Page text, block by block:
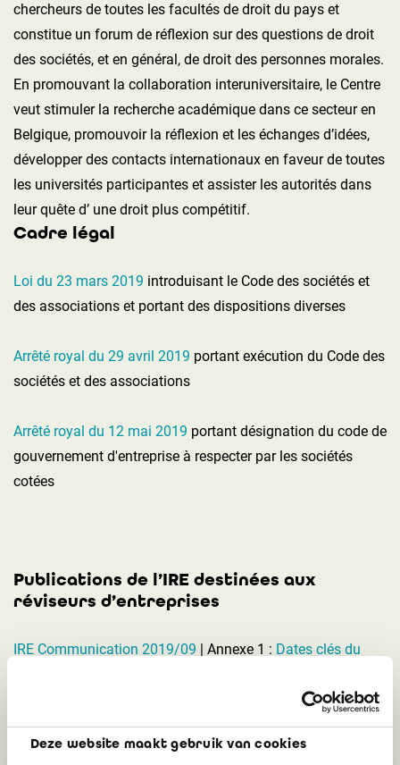
Deze website maakt gebruik van cookies
chercheurs de toutes les facultés de droit du pays et
constitue un forum de réflexion sur des questions de droit
des sociétés, et en général, de droit des personnes morales.
En promouvant la collaboration interuniversitaire, le Centre
veut stimuler la recherche académique dans ce secteur en
Belgique, promouvoir la réflexion et les échanges d’idées,
développer des contacts internationaux en faveur de toutes
les universités participantes et assister les autorités dans
leur quête d’ une droit plus compétitif.
Cadre légal
Loi du 23 mars 2019 introduisant le Code des sociétés et
des associations et portant des dispositions diverses
Arrêté royal du 29 avril 2019 portant exécution du Code des
sociétés et des associations
Arrêté royal du 12 mai 2019 portant désignation du code de
gouvernement d'entreprise à respecter par les sociétés
cotées
Publications de l’IRE destinées aux
réviseurs d’entreprises
IRE Communication 2019/09 | Annexe 1 : Dates clés du
mis à jour le 19 septembre 2019)
IRE Communication 2020/13 : 'les réparations' du CSA par